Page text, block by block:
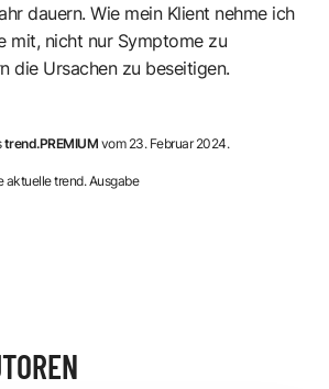
dauern. Wie mein Klient nehme ich
mit, nicht nur Symptome zu
die Ursachen zu beseitigen.
trend.PREMIUM vom 23. Februar 2024.
aktuelle trend. Ausgabe